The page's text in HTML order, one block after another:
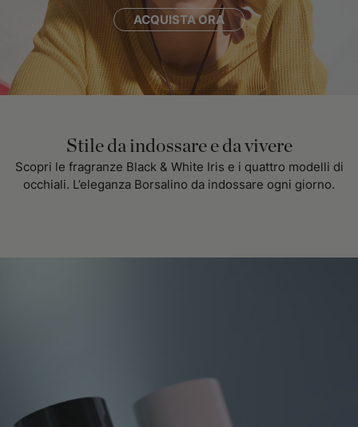
ACQUISTA ORA
Stile da indossare e da vivere
Scopri le fragranze Black & White Iris e i quattro modelli di
occhiali. L’eleganza Borsalino da indossare ogni giorno.